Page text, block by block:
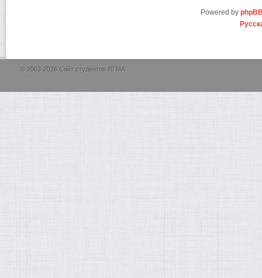
Powered by
© 2003-2026 Сайт студентов ЯГМА